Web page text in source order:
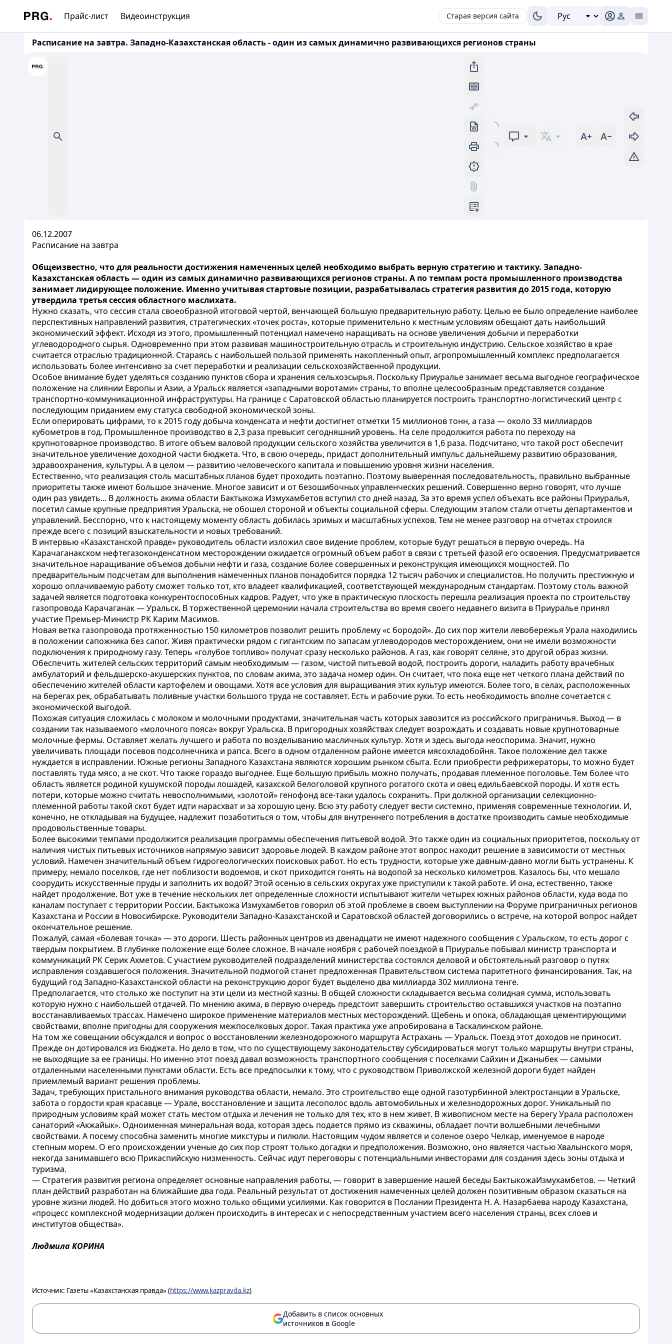
Прайс-лист Видеоинструкция Старая версия сайта
Расписание на завтра. Западно-Казахстанская область - один из самых динамично развивающихся регионов страны
06.12.2007
Расписание на завтра
Общеизвестно, что для реальности достижения намеченных целей необходимо выбрать верную стратегию и тактику. Западно-
Казахстанская область — один из самых динамично развивающихся регионов страны. А по темпам роста промышленного производства
занимает лидирующее положение. Именно учитывая стартовые позиции, разрабатывалась стратегия развития до 2015 года, которую
утвердила третья сессия областного маслихата.
Нужно сказать, что сессия стала своеобразной итоговой чертой, венчающей большую предварительную работу. Целью ее было определение наиболее
перспективных направлений развития, стратегических «точек роста», которые применительно к местным условиям обещают дать наибольший
экономический эффект. Исходя из этого, промышленный потенциал намечено наращивать на основе увеличения добычи и переработки
углеводородного сырья. Одновременно при этом развивая машиностроительную отрасль и строительную индустрию. Сельское хозяйство в крае
считается отраслью традиционной. Стараясь с наибольшей пользой применять накопленный опыт, агропромышленный комплекс предполагается
использовать более интенсивно за счет переработки и реализации сельскохозяйственной продукции.
Особое внимание будет уделяться созданию пунктов сбора и хранения сельхозсырья. Поскольку Приуралье занимает весьма выгодное географическое
положение на слиянии Европы и Азии, а Уральск является «западными воротами» страны, то вполне целесообразным представляется создание
транспортно-коммуникационной инфраструктуры. На границе с Саратовской областью планируется построить транспортно-логистический центр с
последующим приданием ему статуса свободной экономической зоны.
Если оперировать цифрами, то к 2015 году добыча конденсата и нефти достигнет отметки 15 миллионов тонн, а газа — около 33 миллиардов
кубометров в год. Промышленное производство в 2,3 раза превысит сегодняшний уровень. На селе продолжится работа по переходу на
крупнотоварное производство. В итоге объем валовой продукции сельского хозяйства увеличится в 1,6 раза. Подсчитано, что такой рост обеспечит
значительное увеличение доходной части бюджета. Что, в свою очередь, придаст дополнительный импульс дальнейшему развитию образования,
здравоохранения, культуры. А в целом — развитию человеческого капитала и повышению уровня жизни населения.
Естественно, что реализация столь масштабных планов будет проходить поэтапно. Поэтому выверенная последовательность, правильно выбранные
приоритеты также имеют большое значение. Многое зависит и от безошибочных управленческих решений. Совершенно верно говорят, что лучше
один раз увидеть... В должность акима области Бактыкожа Измухамбетов вступил сто дней назад. За это время успел объехать все районы Приуралья,
посетил самые крупные предприятия Уральска, не обошел стороной и объекты социальной сферы. Следующим этапом стали отчеты департаментов и
управлений. Бесспорно, что к настоящему моменту область добилась зримых и масштабных успехов. Тем не менее разговор на отчетах строился
прежде всего с позиций взыскательности и новых требований.
В интервью «Казахстанской правде» руководитель области изложил свое видение проблем, которые будут решаться в первую очередь. На
Карачаганакском нефтегазоконденсатном месторождении ожидается огромный объем работ в связи с третьей фазой его освоения. Предусматривается
значительное наращивание объемов добычи нефти и газа, создание более совершенных и реконструкция имеющихся мощностей. По
предварительным подсчетам для выполнения намеченных планов понадобится порядка 12 тысяч рабочих и специалистов. Но получить престижную и
хорошо оплачиваемую работу сможет только тот, кто владеет квалификацией, соответствующей международным стандартам. Поэтому столь важной
задачей является подготовка конкурентоспособных кадров. Радует, что уже в практическую плоскость перешла реализация проекта по строительству
газопровода Карачаганак — Уральск. В торжественной церемонии начала строительства во время своего недавнего визита в Приуралье принял
участие Премьер-Министр РК Карим Масимов.
Новая ветка газопровода протяженностью 150 километров позволит решить проблему «с бородой». До сих пор жители левобережья Урала находились
в положении сапожника без сапог. Живя практически рядом с гигантским по запасам углеводородов месторождением, они не имели возможности
подключения к природному газу. Теперь «голубое топливо» получат сразу несколько районов. А газ, как говорят селяне, это другой образ жизни.
Обеспечить жителей сельских территорий самым необходимым — газом, чистой питьевой водой, построить дороги, наладить работу врачебных
амбулаторий и фельдшерско-акушерских пунктов, по словам акима, это задача номер один. Он считает, что пока еще нет четкого плана действий по
обеспечению жителей области картофелем и овощами. Хотя все условия для выращивания этих культур имеются. Более того, в селах, расположенных
на берегах рек, обрабатывать поливные участки большого труда не составляет. Есть и рабочие руки. То есть необходимость вполне сочетается с
экономической выгодой.
Похожая ситуация сложилась с молоком и молочными продуктами, значительная часть которых завозится из российского приграничья. Выход — в
создании так называемого «молочного пояса» вокруг Уральска. В пригородных хозяйствах следует возрождать и создавать новые крупнотоварные
молочные фермы. Оставляет желать лучшего и работа по возделыванию масличных культур. Хотя и здесь выгода неоспорима. Значит, нужно
увеличивать площади посевов подсолнечника и рапса. Всего в одном отдаленном районе имеется мясохладобойня. Такое положение дел также
нуждается в исправлении. Южные регионы Западного Казахстана являются хорошим рынком сбыта. Если приобрести рефрижераторы, то можно будет
поставлять туда мясо, а не скот. Что также гораздо выгоднее. Еще большую прибыль можно получать, продавая племенное поголовье. Тем более что
область является родиной кушумской породы лошадей, казахской белоголовой крупного рогатого скота и овец едильбаевской породы. И хотя есть
потери, которые можно считать невосполнимыми, «золотой» генофонд все-таки удалось сохранить. При должной организации селекционно-
племенной работы такой скот будет идти нарасхват и за хорошую цену. Всю эту работу следует вести системно, применяя современные технологии. И,
конечно, не откладывая на будущее, надлежит позаботиться о том, чтобы для внутреннего потребления в достатке производить самые необходимые
продовольственные товары.
Более высокими темпами продолжится реализация программы обеспечения питьевой водой. Это также один из социальных приоритетов, поскольку от
наличия чистых питьевых источников напрямую зависит здоровье людей. В каждом районе этот вопрос находит решение в зависимости от местных
условий. Намечен значительный объем гидрогеологических поисковых работ. Но есть трудности, которые уже давным-давно могли быть устранены. К
примеру, немало поселков, где нет поблизости водоемов, и скот приходится гонять на водопой за несколько километров. Казалось бы, что мешало
соорудить искусственные пруды и заполнить их водой? Этой осенью в сельских округах уже приступили к такой работе. И она, естественно, также
найдет продолжение. Вот уже в течение нескольких лет определенные сложности испытывают жители четырех южных районов области, куда вода по
каналам поступает с территории России. Бактыкожа Измухамбетов говорил об этой проблеме в своем выступлении на Форуме приграничных регионов
Казахстана и России в Новосибирске. Руководители Западно-Казахстанской и Саратовской областей договорились о встрече, на которой вопрос найдет
окончательное решение.
Пожалуй, самая «болевая точка» — это дороги. Шесть районных центров из двенадцати не имеют надежного сообщения с Уральском, то есть дорог с
твердым покрытием. В глубинке положение еще более сложное. В начале ноября с рабочей поездкой в Приуралье побывал министр транспорта и
коммуникаций РК Серик Ахметов. С участием руководителей подразделений министерства состоялся деловой и обстоятельный разговор о путях
исправления создавшегося положения. Значительной подмогой станет предложенная Правительством система паритетного финансирования. Так, на
будущий год Западно-Казахстанской области на реконструкцию дорог будет выделено два миллиарда 302 миллиона тенге.
Предполагается, что столько же поступит на эти цели из местной казны. В общей сложности складывается весьма солидная сумма, использовать
которую нужно с наибольшей отдачей. По мнению акима, в первую очередь предстоит завершить строительство оставшихся участков на поэтапно
восстанавливаемых трассах. Намечено широкое применение материалов местных месторождений. Щебень и опока, обладающая цементирующими
свойствами, вполне пригодны для сооружения межпоселковых дорог. Такая практика уже апробирована в Таскалинском районе.
На том же совещании обсуждался и вопрос о восстановлении железнодорожного маршрута Астрахань — Уральск. Поезд этот доходов не приносит.
Прежде он дотировался из бюджета. Но дело в том, что по существующему законодательству субсидироваться могут только маршруты внутри страны,
не выходящие за ее границы. Но именно этот поезд давал возможность транспортного сообщения с поселками Сайхин и Джаныбек — самыми
отдаленными населенными пунктами области. Есть все предпосылки к тому, что с руководством Приволжской железной дороги будет найден
приемлемый вариант решения проблемы.
Задач, требующих пристального внимания руководства области, немало. Это строительство еще одной газотурбинной электростанции в Уральске,
забота о гордости края красавце — Урале, восстановление и защита лесополос вдоль автомобильных и железнодорожных дорог. Уникальный по
природным условиям край может стать местом отдыха и лечения не только для тех, кто в нем живет. В живописном месте на берегу Урала расположен
санаторий «Акжайык». Одноименная минеральная вода, которая здесь подается прямо из скважины, обладает почти волшебными лечебными
свойствами. А посему способна заменить многие микстуры и пилюли. Настоящим чудом является и соленое озеро Челкар, именуемое в народе
степным морем. О его происхождении ученые до сих пор строят только догадки и предположения. Возможно, оно является частью Хвалынского моря,
некогда занимавшего всю Прикаспийскую низменность. Сейчас идут переговоры с потенциальными инвесторами для создания здесь зоны отдыха и
туризма.
— Стратегия развития региона определяет основные направления работы, — говорит в завершение нашей беседы БактыкожаИзмухамбетов. — Четкий
план действий разработан на ближайшие два года. Реальный результат от достижения намеченных целей должен позитивным образом сказаться на
уровне жизни людей. Но добиться этого можно только общими усилиями. Как говорится в Послании Президента Н. А. Назарбаева народу Казахстана,
«процесс комплексной модернизации должен происходить в интересах и с непосредственным участием всего населения страны, всех слоев и
институтов общества».
Людмила КОРИНА
Источник: Газеты «Казахстанская правда» (https://www.kazpravda.kz)
Добавить в список основных
источников в Google